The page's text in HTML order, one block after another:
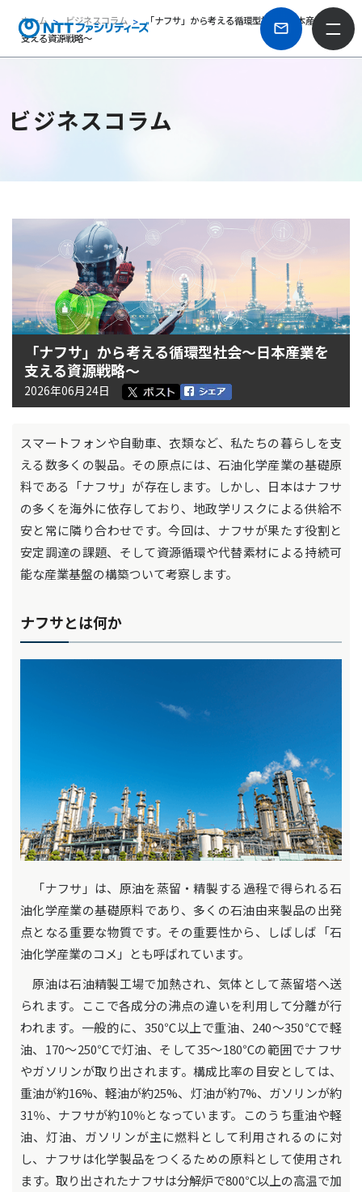
ホーム ビジネスコラム
「ナフサ」から考える循環型社会～日本産業を
支える資源戦略～
ビジネスコラム
「ナフサ」から考える循環型社会～日本産業を
支える資源戦略～
2026年06月24日
スマートフォンや自動車、衣類など、私たちの暮らしを支
える数多くの製品。その原点には、石油化学産業の基礎原
料である「ナフサ」が存在します。しかし、日本はナフサ
の多くを海外に依存しており、地政学リスクによる供給不
安と常に隣り合わせです。今回は、ナフサが果たす役割と
安定調達の課題、そして資源循環や代替素材による持続可
能な産業基盤の構築ついて考察します。
ナフサとは何か
「ナフサ」は、原油を蒸留・精製する過程で得られる石
油化学産業の基礎原料であり、多くの石油由来製品の出発
点となる重要な物質です。その重要性から、しばしば「石
油化学産業のコメ」とも呼ばれています。
原油は石油精製工場で加熱され、気体として蒸留塔へ送
られます。ここで各成分の沸点の違いを利用して分離が行
われます。一般的に、350℃以上で重油、240～350℃で軽
油、170～250℃で灯油、そして35～180℃の範囲でナフサ
やガソリンが取り出されます。構成比率の目安としては、
重油が約16%、軽油が約25%、灯油が約7%、ガソリンが約
31％、ナフサが約10％となっています。このうち重油や軽
油、灯油、ガソリンが主に燃料として利用されるのに対
し、ナフサは化学製品をつくるための原料として使用され
ます。取り出されたナフサは分解炉で800℃以上の高温で加